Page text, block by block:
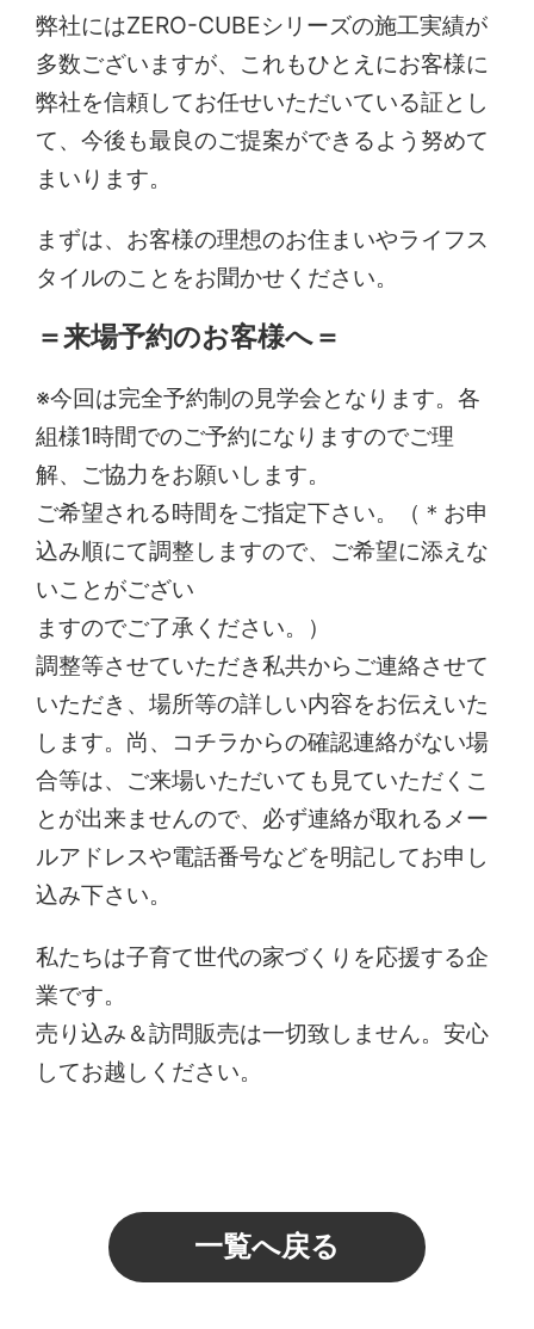
弊社にはZERO-CUBEシリーズの施工実績が
多数ございますが、これもひとえにお客様に
弊社を信頼してお任せいただいている証とし
て、今後も最良のご提案ができるよう努めて
まいります。
まずは、お客様の理想のお住まいやライフス
タイルのことをお聞かせください。
＝来場予約のお客様へ＝
※今回は完全予約制の見学会となります。各
組様1時間でのご予約になりますのでご理
解、ご協力をお願いします。
ご希望される時間をご指定下さい。（＊お申
込み順にて調整しますので、ご希望に添えな
いことがござい
ますのでご了承ください。）
調整等させていただき私共からご連絡させて
いただき、場所等の詳しい内容をお伝えいた
します。尚、コチラからの確認連絡がない場
合等は、ご来場いただいても見ていただくこ
とが出来ませんので、必ず連絡が取れるメー
ルアドレスや電話番号などを明記してお申し
込み下さい。
私たちは子育て世代の家づくりを応援する企
業です。
売り込み＆訪問販売は一切致しません。安心
してお越しください。
一覧へ戻る